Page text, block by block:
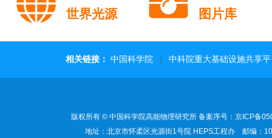
世界光源 图片库
相关链接： 中国科学院 中科院重大基础设施共享
版权所有 © 中国科学院高能物理研究所 备案序号：京ICP备
地址：北京市怀柔区光源街1号院 HEPS工程办 邮编：